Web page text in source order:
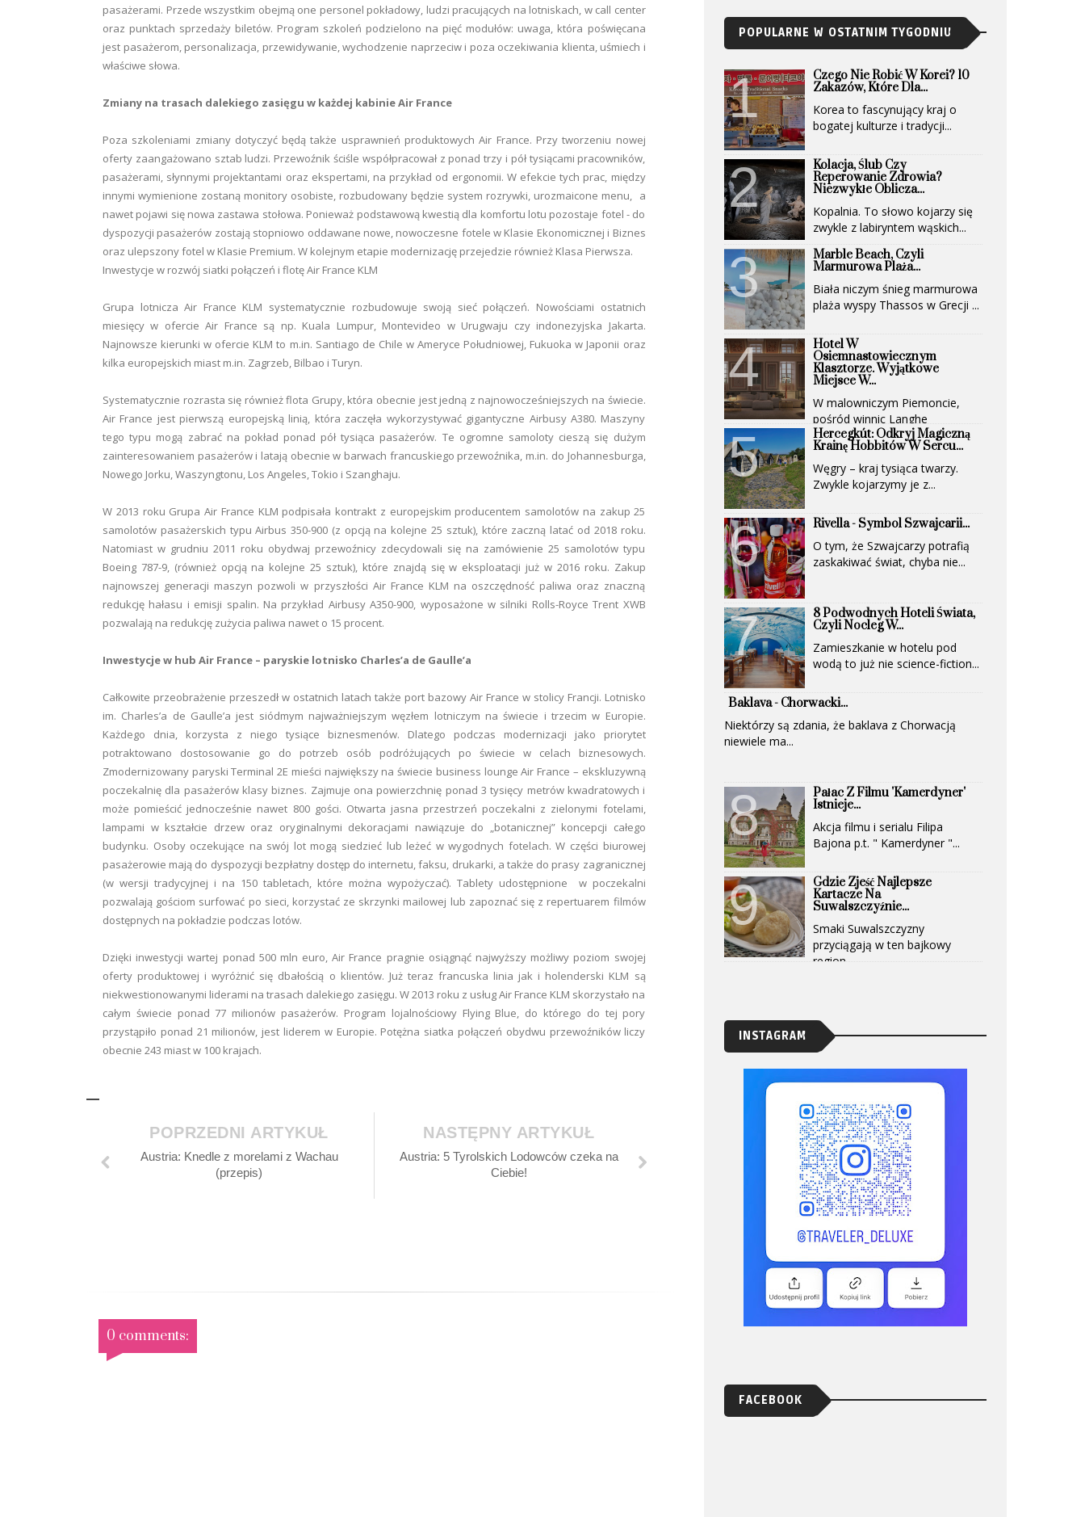
pasażerami. Przede wszystkim obejmą one personel pokładowy, ludzi pracujących na lotniskach, w call center
oraz punktach sprzedaży biletów. Program szkoleń podzielono na pięć modułów: uwaga, która poświęcana
jest pasażerom, personalizacja, przewidywanie, wychodzenie naprzeciw i poza oczekiwania klienta, uśmiech i
właściwe słowa.
Zmiany na trasach dalekiego zasięgu w każdej kabinie Air France
Poza szkoleniami zmiany dotyczyć będą także usprawnień produktowych Air France. Przy tworzeniu nowej
oferty zaangażowano sztab ludzi. Przewoźnik ściśle współpracował z ponad trzy i pół tysiącami pracowników,
pasażerami, słynnymi projektantami oraz ekspertami, na przykład od ergonomii. W efekcie tych prac, między
innymi wymienione zostaną monitory osobiste, rozbudowany będzie system rozrywki, urozmaicone menu, a
nawet pojawi się nowa zastawa stołowa. Ponieważ podstawową kwestią dla komfortu lotu pozostaje fotel - do
dyspozycji pasażerów zostają stopniowo oddawane nowe, nowoczesne fotele w Klasie Ekonomicznej i Biznes
oraz ulepszony fotel w Klasie Premium. W kolejnym etapie modernizację przejedzie również Klasa Pierwsza.
Inwestycje w rozwój siatki połączeń i flotę Air France KLM
Grupa lotnicza Air France KLM systematycznie rozbudowuje swoją sieć połączeń. Nowościami ostatnich
miesięcy w ofercie Air France są np. Kuala Lumpur, Montevideo w Urugwaju czy indonezyjska Jakarta.
Najnowsze kierunki w ofercie KLM to m.in. Santiago de Chile w Ameryce Południowej, Fukuoka w Japonii oraz
kilka europejskich miast m.in. Zagrzeb, Bilbao i Turyn.
Systematycznie rozrasta się również flota Grupy, która obecnie jest jedną z najnowocześniejszych na świecie.
Air France jest pierwszą europejską linią, która zaczęła wykorzystywać gigantyczne Airbusy A380. Maszyny
tego typu mogą zabrać na pokład ponad pół tysiąca pasażerów. Te ogromne samoloty cieszą się dużym
zainteresowaniem pasażerów i latają obecnie w barwach francuskiego przewoźnika, m.in. do Johannesburga,
Nowego Jorku, Waszyngtonu, Los Angeles, Tokio i Szanghaju.
W 2013 roku Grupa Air France KLM podpisała kontrakt z europejskim producentem samolotów na zakup 25
samolotów pasażerskich typu Airbus 350-900 (z opcją na kolejne 25 sztuk), które zaczną latać od 2018 roku.
Natomiast w grudniu 2011 roku obydwaj przewoźnicy zdecydowali się na zamówienie 25 samolotów typu
Boeing 787-9, (również opcją na kolejne 25 sztuk), które znajdą się w eksploatacji już w 2016 roku. Zakup
najnowszej generacji maszyn pozwoli w przyszłości Air France KLM na oszczędność paliwa oraz znaczną
redukcję hałasu i emisji spalin. Na przykład Airbusy A350-900, wyposażone w silniki Rolls-Royce Trent XWB
pozwalają na redukcję zużycia paliwa nawet o 15 procent.
Inwestycje w hub Air France – paryskie lotnisko Charles’a de Gaulle’a
Całkowite przeobrażenie przeszedł w ostatnich latach także port bazowy Air France w stolicy Francji. Lotnisko
im. Charles’a de Gaulle’a jest siódmym najważniejszym węzłem lotniczym na świecie i trzecim w Europie.
Każdego dnia, korzysta z niego tysiące biznesmenów. Dlatego podczas modernizacji jako priorytet
potraktowano dostosowanie go do potrzeb osób podróżujących po świecie w celach biznesowych.
Zmodernizowany paryski Terminal 2E mieści największy na świecie business lounge Air France – ekskluzywną
poczekalnię dla pasażerów klasy biznes. Zajmuje ona powierzchnię ponad 3 tysięcy metrów kwadratowych i
może pomieścić jednocześnie nawet 800 gości. Otwarta jasna przestrzeń poczekalni z zielonymi fotelami,
lampami w kształcie drzew oraz oryginalnymi dekoracjami nawiązuje do „botanicznej” koncepcji całego
budynku. Osoby oczekujące na swój lot mogą siedzieć lub leżeć w wygodnych fotelach. W części biurowej
pasażerowie mają do dyspozycji bezpłatny dostęp do internetu, faksu, drukarki, a także do prasy zagranicznej
(w wersji tradycyjnej i na 150 tabletach, które można wypożyczać). Tablety udostępnione w poczekalni
pozwalają gościom surfować po sieci, korzystać ze skrzynki mailowej lub zapoznać się z repertuarem filmów
dostępnych na pokładzie podczas lotów.
Dzięki inwestycji wartej ponad 500 mln euro, Air France pragnie osiągnąć najwyższy możliwy poziom swojej
oferty produktowej i wyróżnić się dbałością o klientów. Już teraz francuska linia jak i holenderski KLM są
niekwestionowanymi liderami na trasach dalekiego zasięgu. W 2013 roku z usług Air France KLM skorzystało na
całym świecie ponad 77 milionów pasażerów. Program lojalnościowy Flying Blue, do którego do tej pory
przystąpiło ponad 21 milionów, jest liderem w Europie. Potężna siatka połączeń obydwu przewoźników liczy
obecnie 243 miast w 100 krajach.
NASTĘPNY ARTYKUŁ
Austria: 5 Tyrolskich Lodowców czeka na
Ciebie!
POPRZEDNI ARTYKUŁ
Austria: Knedle z morelami z Wachau
(przepis)
0 comments:
POPULARNE W OSTATNIM TYGODNIU
Czego Nie Robić W Korei? 10
Zakazów, Które Dla...
Korea to fascynujący kraj o
bogatej kulturze i tradycji...
Kolacja, Ślub Czy
Reperowanie Zdrowia?
Niezwykłe Oblicza...
Kopalnia. To słowo kojarzy się
zwykle z labiryntem wąskich...
Marble Beach, Czyli
Marmurowa Plaża...
Biała niczym śnieg marmurowa
plaża wyspy Thassos w Grecji ...
Hotel W
Osiemnastowiecznym
Klasztorze. Wyjątkowe
Miejsce W...
W malowniczym Piemoncie,
pośród winnic Langhe
(UNESCO)...
Hercegkút: Odkryj Magiczną
Krainę Hobbitów W Sercu...
Węgry – kraj tysiąca twarzy.
Zwykle kojarzymy je z...
Rivella - Symbol Szwajcarii...
O tym, że Szwajcarzy potrafią
zaskakiwać świat, chyba nie...
8 Podwodnych Hoteli Świata,
Czyli Nocleg W...
Zamieszkanie w hotelu pod
wodą to już nie science-fiction...
Baklava - Chorwacki...
Niektórzy są zdania, że baklava z Chorwacją
niewiele ma...
Pałac Z Filmu 'Kamerdyner'
Istnieje...
Akcja filmu i serialu Filipa
Bajona p.t. " Kamerdyner "...
Gdzie Zjeść Najlepsze
Kartacze Na
Suwalszczyźnie...
Smaki Suwalszczyzny
przyciągają w ten bajkowy
region...
INSTAGRAM
FACEBOOK